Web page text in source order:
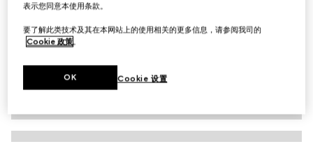
相关款式红绿织带帆布
表示您同意本使用条款。
要了解此类技术及其在本网站上的使用相关的更多信息，请参阅我司的
Cookie 政策。
Cookie 设置
OK